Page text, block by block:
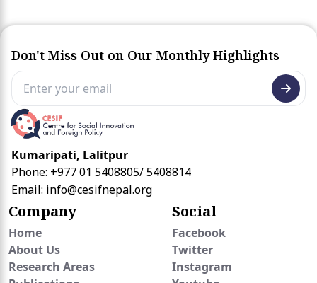
Don't Miss Out on Our Monthly Highlights
Kumaripati, Lalitpur
Phone: +977 01 5408805/ 5408814
Email: info@cesifnepal.org
Company
Home
About Us
Research Areas
Social
Facebook
Twitter
Instagram